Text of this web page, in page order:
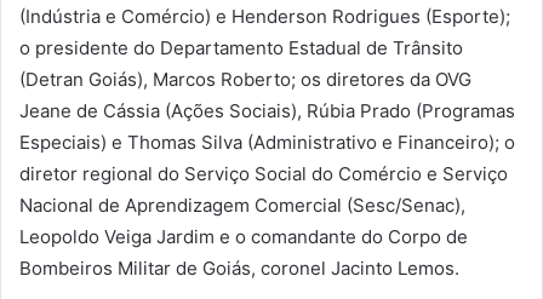
(Indústria e Comércio) e Henderson Rodrigues (Esporte);
o presidente do Departamento Estadual de Trânsito
(Detran Goiás), Marcos Roberto; os diretores da OVG
Jeane de Cássia (Ações Sociais), Rúbia Prado (Programas
Especiais) e Thomas Silva (Administrativo e Financeiro); o
diretor regional do Serviço Social do Comércio e Serviço
Nacional de Aprendizagem Comercial (Sesc/Senac),
Leopoldo Veiga Jardim e o comandante do Corpo de
Bombeiros Militar de Goiás, coronel Jacinto Lemos.